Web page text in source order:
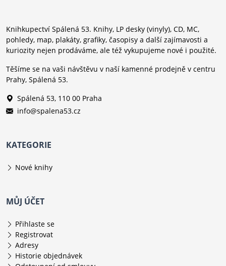
Knihkupectví Spálená 53. Knihy, LP desky (vinyly), CD, MC,
pohledy, map, plakáty, grafiky, časopisy a další zajímavosti a
kuriozity nejen prodáváme, ale též vykupujeme nové i použité.
Těšíme se na vaši návštěvu v naší kamenné prodejně v centru
Prahy, Spálená 53.
Spálená 53, 110 00 Praha
info@spalena53.cz
KATEGORIE
Nové knihy
MŮJ ÚČET
Přihlaste se
Registrovat
Adresy
Historie objednávek